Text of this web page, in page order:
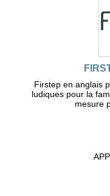
Firstep en anglais
ludiques pour la
mesure